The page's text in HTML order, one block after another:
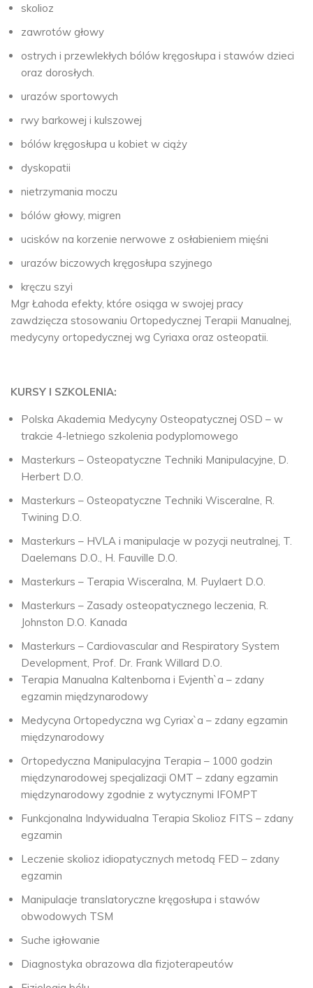
skolioz
zawrotów głowy
ostrych i przewlekłych bólów kręgosłupa i stawów dzieci
oraz dorosłych.
urazów sportowych
rwy barkowej i kulszowej
bólów kręgosłupa u kobiet w ciąży
dyskopatii
nietrzymania moczu
bólów głowy, migren
ucisków na korzenie nerwowe z osłabieniem mięśni
urazów biczowych kręgosłupa szyjnego
kręczu szyi
Mgr Łahoda efekty, które osiąga w swojej pracy
zawdzięcza stosowaniu Ortopedycznej Terapii Manualnej,
medycyny ortopedycznej wg Cyriaxa oraz osteopatii.
KURSY I SZKOLENIA:
Polska Akademia Medycyny Osteopatycznej OSD – w
trakcie 4-letniego szkolenia podyplomowego
Masterkurs – Osteopatyczne Techniki Manipulacyjne, D.
Herbert D.O.
Masterkurs – Osteopatyczne Techniki Wisceralne, R.
Twining D.O.
Masterkurs – HVLA i manipulacje w pozycji neutralnej, T.
Daelemans D.O., H. Fauville D.O.
Masterkurs – Terapia Wisceralna, M. Puylaert D.O.
Masterkurs – Zasady osteopatycznego leczenia, R.
Johnston D.O. Kanada
Masterkurs – Cardiovascular and Respiratory System
Development, Prof. Dr. Frank Willard D.O.
Terapia Manualna Kaltenborna i Evjenth`a – zdany
egzamin międzynarodowy
Medycyna Ortopedyczna wg Cyriax`a – zdany egzamin
międzynarodowy
Ortopedyczna Manipulacyjna Terapia – 1000 godzin
międzynarodowej specjalizacji OMT – zdany egzamin
międzynarodowy zgodnie z wytycznymi IFOMPT
Funkcjonalna Indywidualna Terapia Skolioz FITS – zdany
egzamin
Leczenie skolioz idiopatycznych metodą FED – zdany
egzamin
Manipulacje translatoryczne kręgosłupa i stawów
obwodowych TSM
Suche igłowanie
Diagnostyka obrazowa dla fizjoterapeutów